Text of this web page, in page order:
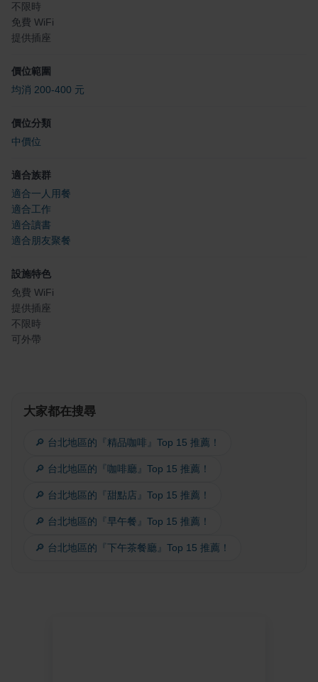
不限時
免費 WiFi
提供插座
價位範圍
均消 200-400 元
價位分類
中價位
適合族群
適合一人用餐
適合工作
適合讀書
適合朋友聚餐
設施特色
免費 WiFi
提供插座
不限時
可外帶
大家都在搜尋
🔎 台北地區的『精品咖啡』Top 15 推薦！
🔎 台北地區的『咖啡廳』Top 15 推薦！
🔎 台北地區的『甜點店』Top 15 推薦！
🔎 台北地區的『早午餐』Top 15 推薦！
🔎 台北地區的『下午茶餐廳』Top 15 推薦！